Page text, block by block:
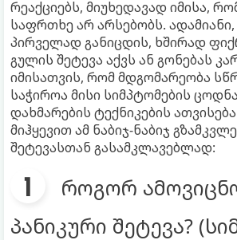
რეაქციებს, მიუხედავად იმისა,
საფრთხე არ არსებობს.
პირველად განიცდის, ხშირად
გულის შეტევა აქვს ან გონებას
იმისათვის, რომ მდგომარეობა
საჭიროა მისი სიმპტომების
დახმარების ტექნიკების
მიჰყევით ამ ნაბიჯ-ნაბიჯ
შეტევასთან გასამკლავებლად:
როგორ
პანიკური შეტევა?